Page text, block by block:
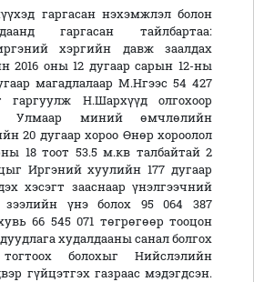
гаргасан нэхэмжлэл болон
гаргасан тайлбартаа:
хэргийн давж заалдах
2016 оны 12 дугаар сарын 12-ны
магадлалаар М.Нгээс 54 427
гаргуулж Н.Шархүүд олгохоор
Улмаар миний өмчлөлийн
20 дугаар хороо Өнөр хороолол
18 тоот 53.5 м.кв талбайтай 2
Иргэний хуулийн 177 дугаар
хэсэгт зааснаар үнэлгээчний
зээлийн үнэ болох 95 064 387
66 545 071 төгрөгөөр тооцон
худалдааны санал болгох
болохыг Нийслэлийн
гүйцэтгэх газраас мэдэгдсэн.